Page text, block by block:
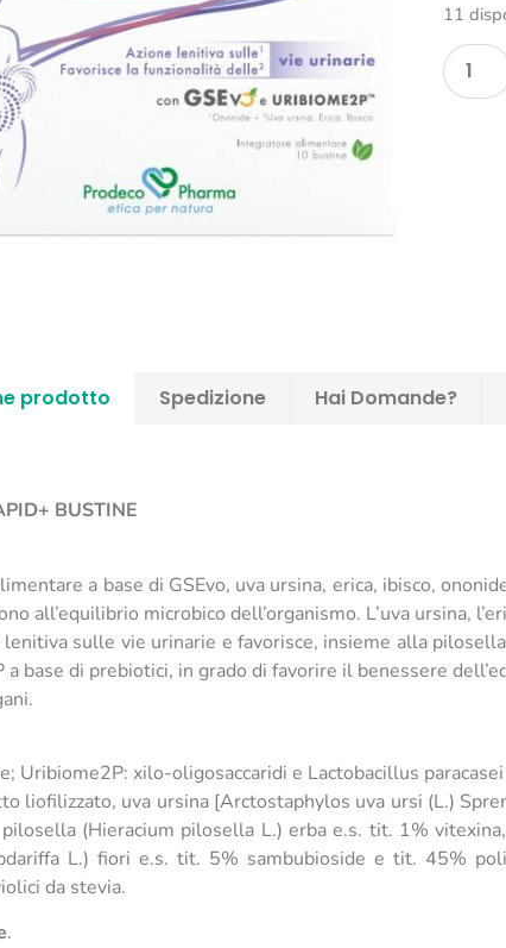
11
prodotto Spedizione Hai Domande?
BUSTINE
a base di GSEvo, uva ursina, erica, ibisco,
all’equilibrio microbico dell’organismo. L’uva ursina,
sulle vie urinarie e favorisce, insieme alla
a base di prebiotici, in grado di favorire il benessere
Uribiome2P: xilo-oligosaccaridi e Lactobacillus
liofilizzato, uva ursina [Arctostaphylos uva ursi (L.)
(Hieracium pilosella L.) erba e.s. tit. 1%
L.) fiori e.s. tit. 5% sambubioside e tit. 45%
da stevia.
.